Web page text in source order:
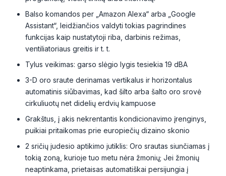
Balso komandos per „Amazon Alexa“ arba „Google
Assistant“, leidžiančios valdyti tokias pagrindines
funkcijas kaip nustatytoji riba, darbinis režimas,
ventiliatoriaus greitis ir t. t.
Tylus veikimas: garso slėgio lygis tesiekia 19 dBA
3-D oro sraute derinamas vertikalus ir horizontalus
automatinis siūbavimas, kad šilto arba šalto oro srovė
cirkuliuotų net didelių erdvių kampuose
Grakštus, į akis nekrentantis kondicionavimo įrenginys,
puikiai pritaikomas prie europiečių dizaino skonio
2 sričių judesio aptikimo jutiklis: Oro srautas siunčiamas į
tokią zoną, kurioje tuo metu nėra žmonių; Jei žmonių
neaptinkama, prietaisas automatiškai persijungia į